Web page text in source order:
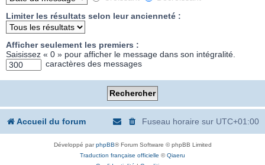
Limiter les résultats selon leur ancienneté :
Afficher seulement les premiers :
Saisissez « 0 » pour afficher le message dans son intégralité.
caractères des messages
Accueil du forum Fuseau horaire sur UTC+01:00
Développé parphpBB® Forum Software © phpBB Limited
Traduction française officielle ©Qiaeru